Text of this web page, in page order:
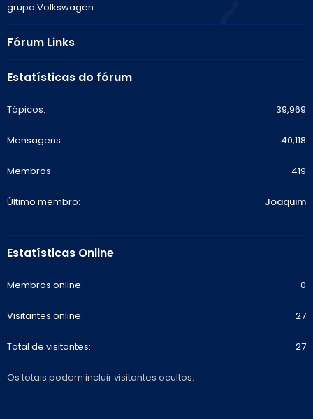
grupo Volkswagen.
Fórum Links
Estatísticas do fórum
Tópicos 39,969
Mensagens 40,118
Membros 419
Último membro Joaquim
Estatísticas Online
Membros online 0
Visitantes online 27
Total de visitantes 27
Os totais podem incluir visitantes ocultos.